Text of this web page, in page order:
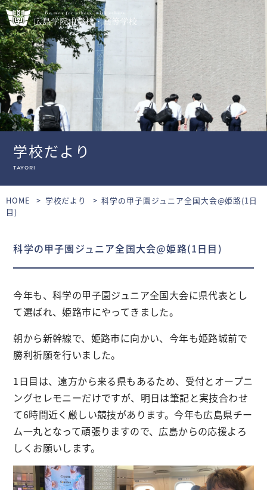
学校だより
tayori
HOME 学校だより
科学の甲子園ジュニア全国大会@姫路(1日
目)
科学の甲子園ジュニア全国大会@姫路(1日目)
今年も、科学の甲子園ジュニア全国大会に県代表とし
て選ばれ、姫路市にやってきました。
朝から新幹線で、姫路市に向かい、今年も姫路城前で
勝利祈願を行いました。
1日目は、遠方から来る県もあるため、受付とオープニ
ングセレモニーだけですが、明日は筆記と実技合わせ
て6時間近く厳しい競技があります。今年も広島県チー
ム一丸となって頑張りますので、広島からの応援よろ
しくお願いします。